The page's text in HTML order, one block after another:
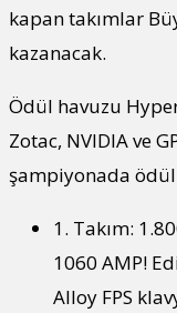
kapan takımlar
kazanacak.
Ödül havuzu
Zotac, NVIDIA ve
şampiyonada ödül
1. Takım:
1060 AMP!
Alloy FPS